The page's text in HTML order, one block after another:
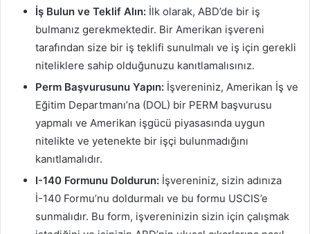
İş Bulun ve Teklif Alın: İlk olarak, ABD’de bir iş
bulmanız gerekmektedir. Bir Amerikan işvereni
tarafından size bir iş teklifi sunulmalı ve iş için gerekli
niteliklere sahip olduğunuzu kanıtlamalısınız.
Perm Başvurusunu Yapın: İşvereniniz, Amerikan İş ve
Eğitim Departmanı’na (DOL) bir PERM başvurusu
yapmalı ve Amerikan işgücü piyasasında uygun
nitelikte ve yetenekte bir işçi bulunmadığını
kanıtlamalıdır.
I-140 Formunu Doldurun: İşvereniniz, sizin adınıza
İ-140 Formu’nu doldurmalı ve bu formu USCIS’e
sunmalıdır. Bu form, işvereninizin sizin için çalışmak